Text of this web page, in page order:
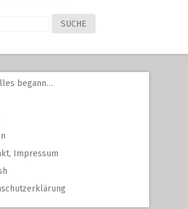
begann…
Impressum